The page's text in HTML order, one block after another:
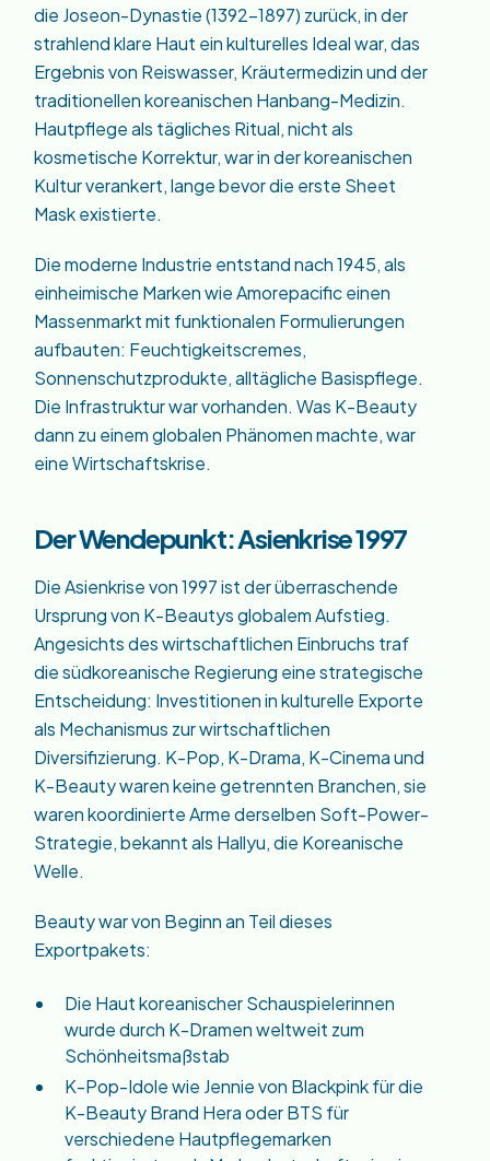
die Joseon-Dynastie (1392–1897) zurück, in der
strahlend klare Haut ein kulturelles Ideal war, das
Ergebnis von Reiswasser, Kräutermedizin und der
traditionellen koreanischen Hanbang-Medizin.
Hautpflege als tägliches Ritual, nicht als
kosmetische Korrektur, war in der koreanischen
Kultur verankert, lange bevor die erste Sheet
Mask existierte.
Die moderne Industrie entstand nach 1945, als
einheimische Marken wie Amorepacific einen
Massenmarkt mit funktionalen Formulierungen
aufbauten: Feuchtigkeitscremes,
Sonnenschutzprodukte, alltägliche Basispflege.
Die Infrastruktur war vorhanden. Was K-Beauty
dann zu einem globalen Phänomen machte, war
eine Wirtschaftskrise.
Der Wendepunkt: Asienkrise 1997
Die Asienkrise von 1997 ist der überraschende
Ursprung von K-Beautys globalem Aufstieg.
Angesichts des wirtschaftlichen Einbruchs traf
die südkoreanische Regierung eine strategische
Entscheidung: Investitionen in kulturelle Exporte
als Mechanismus zur wirtschaftlichen
Diversifizierung. K-Pop, K-Drama, K-Cinema und
K-Beauty waren keine getrennten Branchen, sie
waren koordinierte Arme derselben Soft-Power-
Strategie, bekannt als Hallyu, die Koreanische
Welle.
Beauty war von Beginn an Teil dieses
Exportpakets:
Die Haut koreanischer Schauspielerinnen
wurde durch K-Dramen weltweit zum
Schönheitsmaßstab
K-Pop-Idole wie Jennie von Blackpink für die
K-Beauty Brand Hera oder BTS für
verschiedene Hautpflegemarken